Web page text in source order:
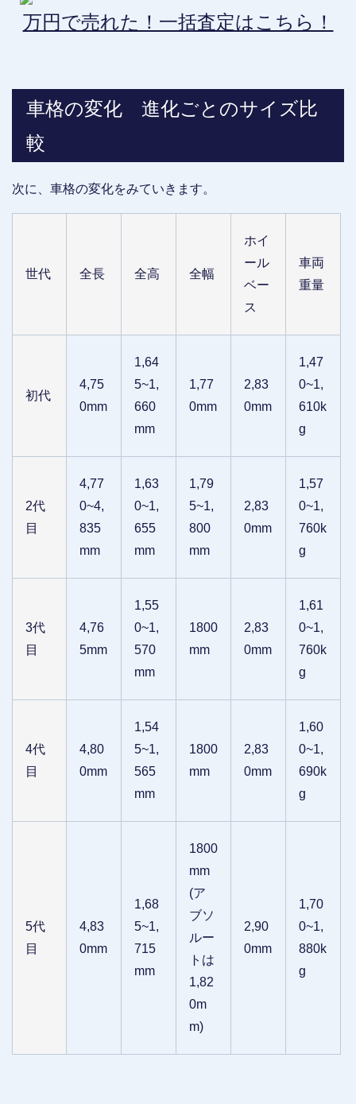
万円で売れた！一括査定はこちら！
車格の変化 進化ごとのサイズ比
較
次に、車格の変化をみていきます。
世代 全長 全高 全幅
ホイ
ール
ベー
ス
車両
重量
初代
4,75
0mm
1,64
5~1,
660
mm
1,77
0mm
2,83
0mm
1,47
0~1,
610k
g
2代
目
4,77
0~4,
835
mm
1,63
0~1,
655
mm
1,79
5~1,
800
mm
2,83
0mm
1,57
0~1,
760k
g
3代
目
4,76
5mm
1,55
0~1,
570
mm
1800
mm
2,83
0mm
1,61
0~1,
760k
g
4代
目
4,80
0mm
1,54
5~1,
565
mm
1800
mm
2,83
0mm
1,60
0~1,
690k
g
5代
目
4,83
0mm
1,68
5~1,
715
mm
1800
mm
(ア
ブソ
ルー
トは
1,82
0m
m)
2,90
0mm
1,70
0~1,
880k
g